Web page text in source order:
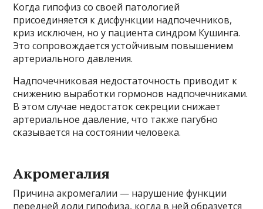
Когда гипофиз со своей патологией
присоединяется к дисфункции надпочечников,
криз исключен, но у пациента синдром Кушинга.
Это сопровождается устойчивым повышением
артериального давления.
Надпочечниковая недостаточность приводит к
снижению выработки гормонов надпочечниками.
В этом случае недостаток секреции снижает
артериальное давление, что также пагубно
сказывается на состоянии человека.
Акромегалия
Причина акромегалии — нарушение функции
передней доли гипофиза, когда в ней образуется